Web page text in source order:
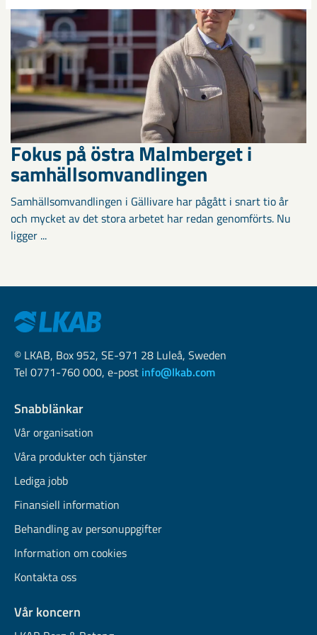
Fokus på östra Malmberget i
samhällsomvandlingen
Samhällsomvandlingen i Gällivare har pågått i snart tio år
och mycket av det stora arbetet har redan genomförts. Nu
ligger ...
© LKAB, Box 952, SE-971 28 Luleå, Sweden
Tel 0771-760 000, e-post info@lkab.com
Snabblänkar
Vår organisation
Våra produkter och tjänster
Lediga jobb
Finansiell information
Behandling av personuppgifter
Information om cookies
Kontakta oss
Vår koncern